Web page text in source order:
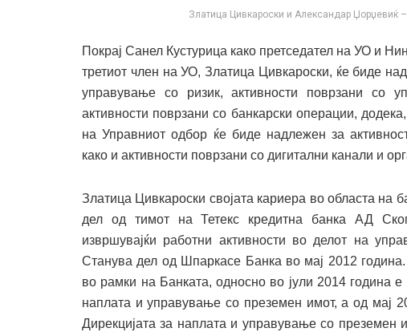
Златица Цивкароски и Александар Џорџевиќ
Покрај Санел Кустурица како претседател на УО и
третиот член на УО, Златица Цивкароски, ќе биде
управување со ризик, активности поврзани со
активности поврзани со банкарски операции,
на Управниот одбор ќе биде надлежен за
како и активности поврзани со дигитални канали и
Златица Цивкароски својата кариера во областа на
дел од тимот на Тетекс кредитна банка АД
извршувајќи работни активности во делот на
Станува дел од Шпаркасе Банка во мај 2012
во рамки на Банката, односно во јули 2014 година
наплата и управување со преземен имот, а од мај
Дирекцијата за наплата и управување со преземен